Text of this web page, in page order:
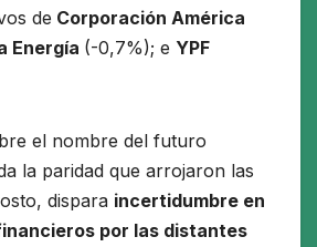
de Corporación América
Energía (-0,7%); e YPF
el nombre del futuro
la paridad que arrojaron las
dispara incertidumbre en
por las distantes